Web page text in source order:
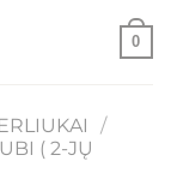
0
/
( 2-JŲ